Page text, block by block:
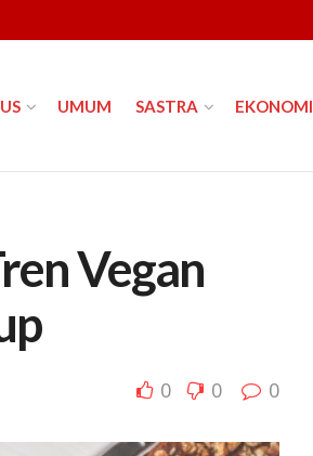
UMUM SASTRA EKONOMI
Vegan
0 0 0